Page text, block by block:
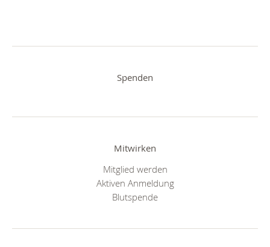
Spenden
Mitwirken
Mitglied werden
Aktiven Anmeldung
Blutspende